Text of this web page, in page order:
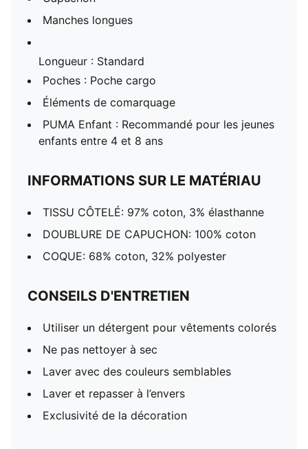
Manches longues
Longueur : Standard
Poches : Poche cargo
Éléments de comarquage
PUMA Enfant : Recommandé pour les jeunes
enfants entre 4 et 8 ans
INFORMATIONS SUR LE MATÉRIAU
TISSU CÔTELÉ: 97% coton, 3% élasthanne
DOUBLURE DE CAPUCHON: 100% coton
COQUE: 68% coton, 32% polyester
CONSEILS D'ENTRETIEN
Utiliser un détergent pour vêtements colorés
Ne pas nettoyer à sec
Laver avec des couleurs semblables
Laver et repasser à l’envers
Exclusivité de la décoration